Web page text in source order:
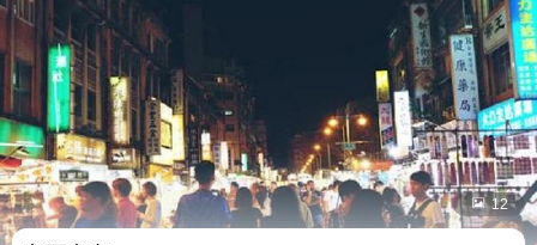
 12
